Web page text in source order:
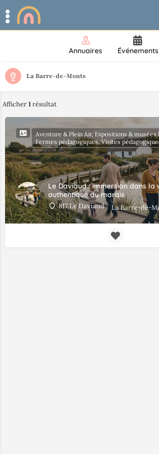
Annuaires Événements
La Barre-de-Monts
Afficher1résultat
Le Daviaud : immersion dans la
authentique du marais
817 Le Daviaud La Barre-de-
Aventure & Plein Air, Expositions & musées
Fermes pédagogiques, Visites